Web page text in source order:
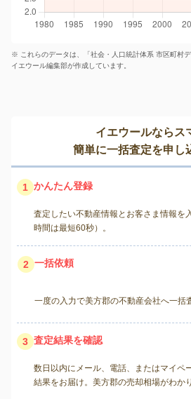
※ これらのデータは、「社会・人口統計体系 市区町村
イエウール編集部が作成しています。
イエウールならス
簡単に一括査定を申し
1 かんたん登録
査定したい不動産情報とお客さま情報を
時間は最短60秒）。
2 一括依頼
一度の入力で美方郡の不動産会社へ一括
3 査定結果を確認
数日以内にメール、電話、またはマイペ
結果をお届け。美方郡の売却相場がわか